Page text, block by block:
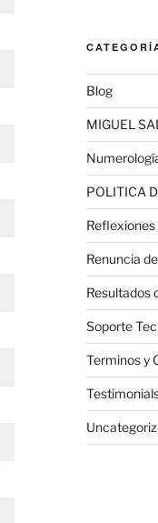
Blog
MIGUEL
POLITICA
Reflexiones
Renuncia
Resultados
Soporte
Terminos y